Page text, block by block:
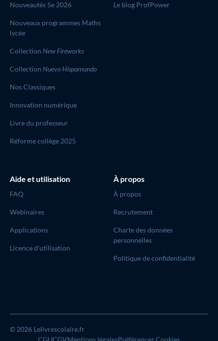
Nouveautés 5e 2026
Nouveaux programmes Maths
lycée
Collection New Fireworks
Collection Nuevo Hispamundo
Nos Classiques
Innovation numérique
Livre du professeur
Réforme collège 2025
Le blog ProfPower
Aide et utilisation
FAQ
Webinaires
Applications
Licence d'utilisation
À propos
À propos
Recrutement
Charte des données
personnelles
Politique de confidentialité
© 2026 Lelivrescolaire.fr
CGUCGVMentions légalesPréférences Cookies